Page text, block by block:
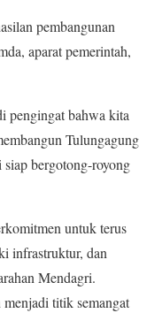
pembangunan
aparat pemerintah,
pengingat bahwa kita
Tulungagung
bergotong-royong
untuk terus
infrastruktur, dan
Mendagri.
titik semangat